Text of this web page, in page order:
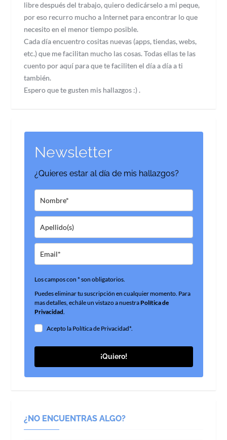
libre después del trabajo, quiero dedicárselo a mi peque,
por eso recurro mucho a Internet para encontrar lo que
necesito en el menor tiempo posible.
Cada día encuentro cositas nuevas (apps, tiendas, webs,
etc.) que me facilitan mucho las cosas. Todas ellas te las
cuento por aquí para que te faciliten el día a día a ti
también.
Espero que te gusten mis hallazgos :) .
Newsletter
¿Quieres estar al día de mis hallazgos?
Los campos con * son obligatorios.
Puedes eliminar tu suscripción en cualquier momento. Para
mas detalles, echále un vistazo a nuestraPolítica de
Privacidad.
Acepto la Política de Privacidad*.
¡Quiero!
¿NO ENCUENTRAS ALGO?